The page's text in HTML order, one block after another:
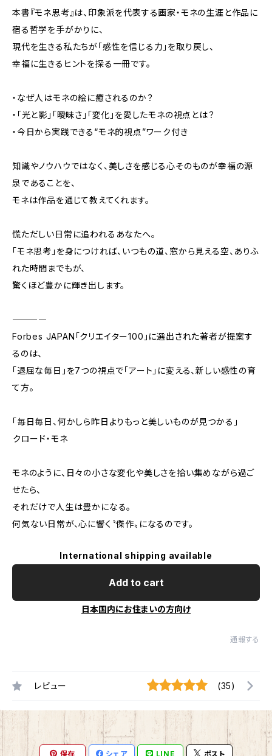
本書『モネ思考』は、印象派を代表する画家・モネの生涯と作品に
宿る哲学を手がかりに、
現代を生きる私たちが「感性を信じる力」を取り戻し、
幸福に生きるヒントを探る一冊です。
・なぜ人はモネの絵に癒されるのか？
・「光と影」「曖昧さ」「変化」を愛したモネの視点とは？
・今日から実践できる“モネ的視点”ワーク付き
知識やノウハウではなく、美しさを感じる心そのものが幸福の源
泉であることを、
モネは作品を通じて教えてくれます。
慌ただしい日常に追われるあなたへ。
「モネ思考」を身につければ、いつもの道、窓から見える空、ありふ
れた時間までもが、
驚くほど豊かに輝き出します。
――――
Forbes JAPAN「クリエイター100」に選出された著者が提案す
るのは、
「退屈な毎日」を7つの視点で「アート」に変える、新しい感性の育
て方。
「毎日毎日、何かしら昨日よりもっと美しいものが見つかる」
――クロード・モネ
モネのように、日々の小さな変化や美しさを拾い集めながら過ご
せたら、
それだけで人生は豊かになる。
何気ない日常が、心に響く〝傑作〟になるのです。
International shipping available
Add to cart
日本国内にお住まいの方向け
通報する
レビュー (35)
保存 シェア LINE ポスト